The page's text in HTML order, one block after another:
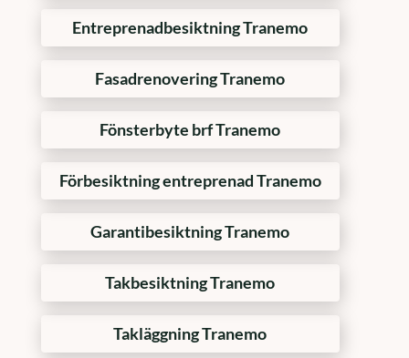
Entreprenadbesiktning Tranemo
Fasadrenovering Tranemo
Fönsterbyte brf Tranemo
Förbesiktning entreprenad Tranemo
Garantibesiktning Tranemo
Takbesiktning Tranemo
Takläggning Tranemo